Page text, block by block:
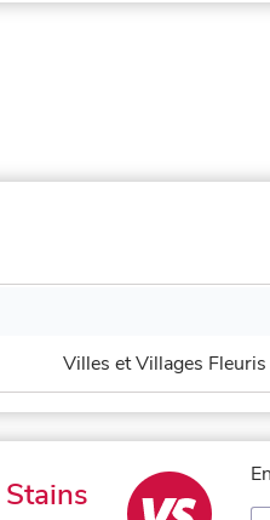
Villes et Villages Fleuris